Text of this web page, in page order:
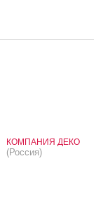
КОМПАНИЯ ДЕКО
(Россия)